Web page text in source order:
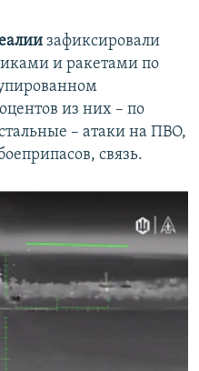
зафиксировали
и ракетами по
из них – по
– атаки на ПВО,
связь.